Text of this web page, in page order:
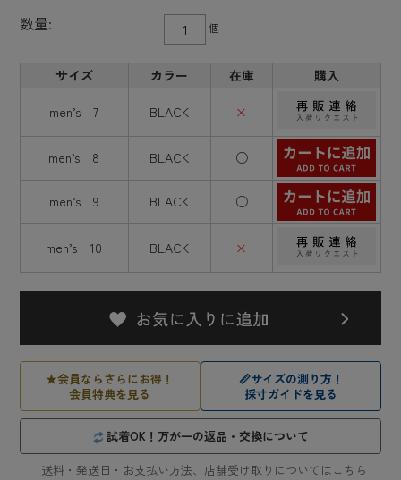
数量:
個
サイズ カラー 在庫 購入
men’s 7 BLACK ×
men’s 8 BLACK ○
men’s 9 BLACK ○
men’s 10 BLACK ×
★会員ならさらにお得！
会員特典を見る
📏サイズの測り方！
採寸ガイドを見る
試着OK！万が一の返品・交換について
送料・発送日・お支払い方法、店舗受け取りについてはこちら